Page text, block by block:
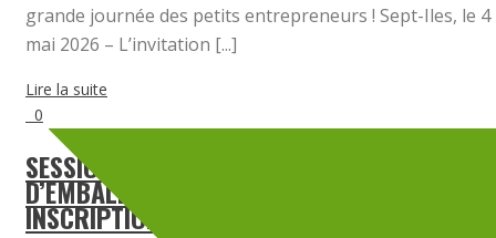
grande journée des petits entrepreneurs ! Sept-Iles, le 4
mai 2026 – L’invitation [...]
Lire la suite
0
SESSION DE SENSIBILISATION SUR LES
D’EMBALLAGES ET D’ÉCO-CONCEPTION |
INSCRIPTION